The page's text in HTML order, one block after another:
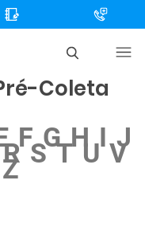
Coleta
F G H I J
R S T U V
Z